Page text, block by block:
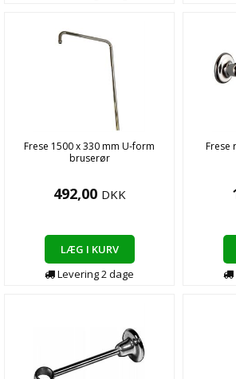
Frese 1500 x 330 mm U-form
bruserør
492,00 DKK
LÆG I KURV
Levering2dage
Frese